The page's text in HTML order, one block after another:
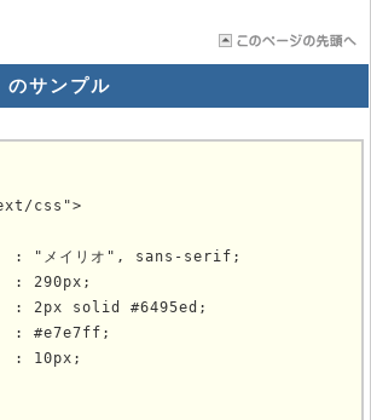
サンプル
css">
: "メイリオ", sans-serif;
: 290px;
: 2px solid #6495ed;
: #e7e7ff;
: 10px;